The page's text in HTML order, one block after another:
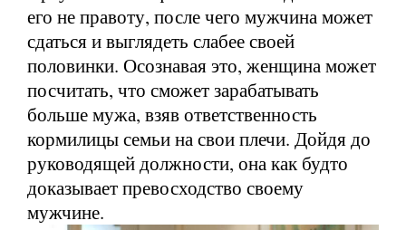
его не правоту, после чего мужчина может
сдаться и выглядеть слабее своей
половинки. Осознавая это, женщина может
посчитать, что сможет зарабатывать
больше мужа, взяв ответственность
кормилицы семьи на свои плечи. Дойдя до
руководящей должности, она как будто
доказывает превосходство своему
мужчине.